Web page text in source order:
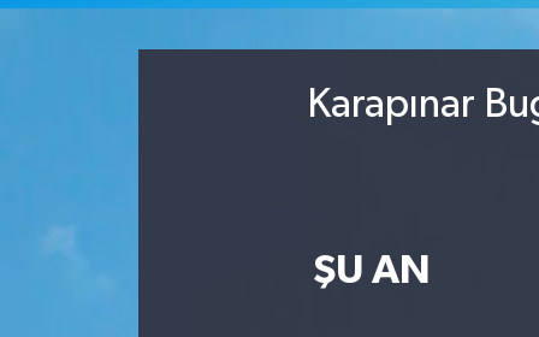
Karapınar
ŞU AN
Namaz Vakitleri